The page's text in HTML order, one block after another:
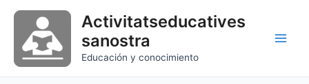
contenido
Activitatseducatives
sanostra
Educación y conocimiento